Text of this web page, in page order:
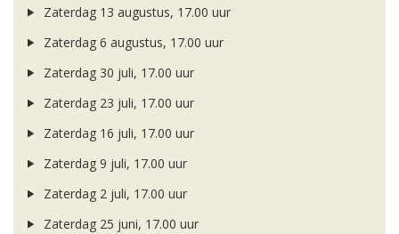
Zaterdag 13 augustus, 17.00 uur
Zaterdag 6 augustus, 17.00 uur
Zaterdag 30 juli, 17.00 uur
Zaterdag 23 juli, 17.00 uur
Zaterdag 16 juli, 17.00 uur
Zaterdag 9 juli, 17.00 uur
Zaterdag 2 juli, 17.00 uur
Zaterdag 25 juni, 17.00 uur